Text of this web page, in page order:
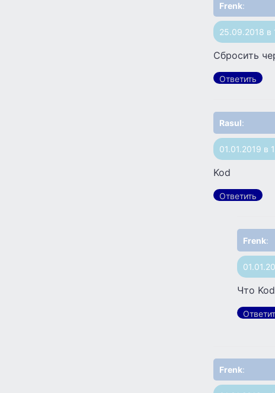
Frenk:
25.09.2018 в
Сбросить
Ответить
Rasul:
01.01.2019 в
Kod
Ответить
Frenk:
Что
Frenk: